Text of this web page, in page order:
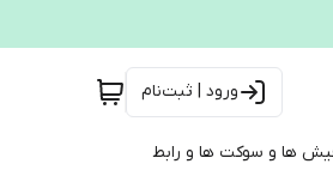
ورود | ثبت‌نام
ها و سوکت ها و رابط